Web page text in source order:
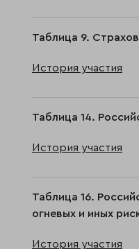
Таблица 9.
История участия
Таблица 14.
История участия
Таблица 16.
огневых и иных
История участия